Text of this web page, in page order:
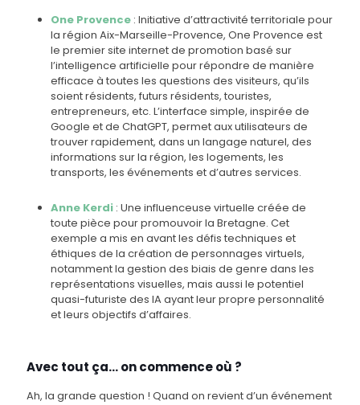
One Provence : Initiative d’attractivité territoriale pour
la région Aix-Marseille-Provence, One Provence est
le premier site internet de promotion basé sur
l’intelligence artificielle pour répondre de manière
efficace à toutes les questions des visiteurs, qu’ils
soient résidents, futurs résidents, touristes,
entrepreneurs, etc. L’interface simple, inspirée de
Google et de ChatGPT, permet aux utilisateurs de
trouver rapidement, dans un langage naturel, des
informations sur la région, les logements, les
transports, les événements et d’autres services.
Anne Kerdi : Une influenceuse virtuelle créée de
toute pièce pour promouvoir la Bretagne. Cet
exemple a mis en avant les défis techniques et
éthiques de la création de personnages virtuels,
notamment la gestion des biais de genre dans les
représentations visuelles, mais aussi le potentiel
quasi-futuriste des IA ayant leur propre personnalité
et leurs objectifs d’affaires.
Avec tout ça… on commence où ?
Ah, la grande question ! Quand on revient d’un événement